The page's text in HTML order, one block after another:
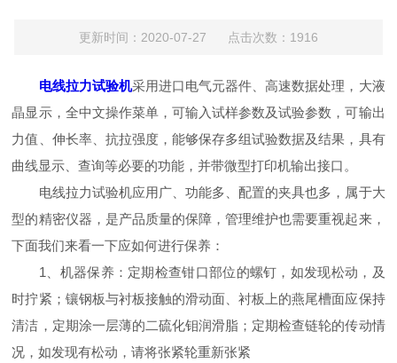
更新时间：2020-07-27 点击次数：1916
电线拉力试验机采用进口电气元器件、高速数据处理，大液
晶显示，全中文操作菜单，可输入试样参数及试验参数，可输出
力值、伸长率、抗拉强度，能够保存多组试验数据及结果，具有
曲线显示、查询等必要的功能，并带微型打印机输出接口。
电线拉力试验机应用广、功能多、配置的夹具也多，属于大
型的精密仪器，是产品质量的保障，管理维护也需要重视起来，
下面我们来看一下应如何进行保养：
1、机器保养：定期检查钳口部位的螺钉，如发现松动，及
时拧紧；镶钢板与衬板接触的滑动面、衬板上的燕尾槽面应保持
清洁，定期涂一层薄的二硫化钼润滑脂；定期检查链轮的传动情
况，如发现有松动，请将张紧轮重新张紧